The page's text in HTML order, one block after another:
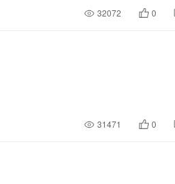
32072 0
31471 0